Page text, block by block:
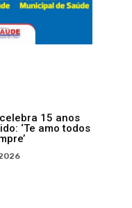
15 anos
‘Te amo todos